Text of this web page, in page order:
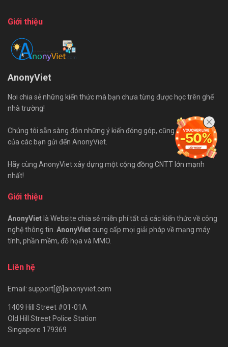
Giới thiệu
AnonyViet
Nơi chia sẻ những kiến thức mà bạn chưa từng được học trên ghế
nhà trường!
Chúng tôi sẵn sàng đón những ý kiến đóng góp, cũng như bài viết
của các bạn gửi đến AnonyViet.
Hãy cùng AnonyViet xây dựng một cộng đồng CNTT lớn mạnh
nhất!
Giới thiệu
AnonyVietlà Website chia sẻ miễn phí tất cả các kiến thức về công
nghệ thông tin. AnonyViet cung cấp mọi giải pháp về mạng máy
tính, phần mềm, đồ họa và MMO.
Liên hệ
Email: support[@]anonyviet.com
1409 Hill Street #01-01A
Old Hill Street Police Station
Singapore 179369